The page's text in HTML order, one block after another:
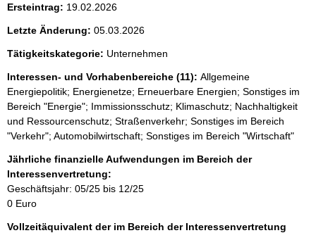
Ersteintrag: 19.02.2026
Letzte Änderung: 05.03.2026
Tätigkeitskategorie: Unternehmen
Interessen- und Vorhabenbereiche (11): Allgemeine
Energiepolitik; Energienetze; Erneuerbare Energien; Sonstiges im
Bereich "Energie"; Immissionsschutz; Klimaschutz; Nachhaltigkeit
und Ressourcenschutz; Straßenverkehr; Sonstiges im Bereich
"Verkehr"; Automobilwirtschaft; Sonstiges im Bereich "Wirtschaft"
Jährliche finanzielle Aufwendungen im Bereich der
Interessenvertretung:
Geschäftsjahr: 05/25 bis 12/25
0 Euro
Vollzeitäquivalent der im Bereich der Interessenvertretung